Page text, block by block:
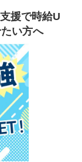
援で時給U
い方へ